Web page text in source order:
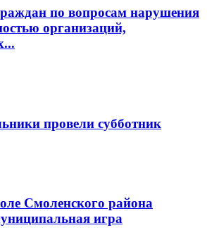
по вопросам нарушения
организаций,
провели субботник
Смоленского района
игра